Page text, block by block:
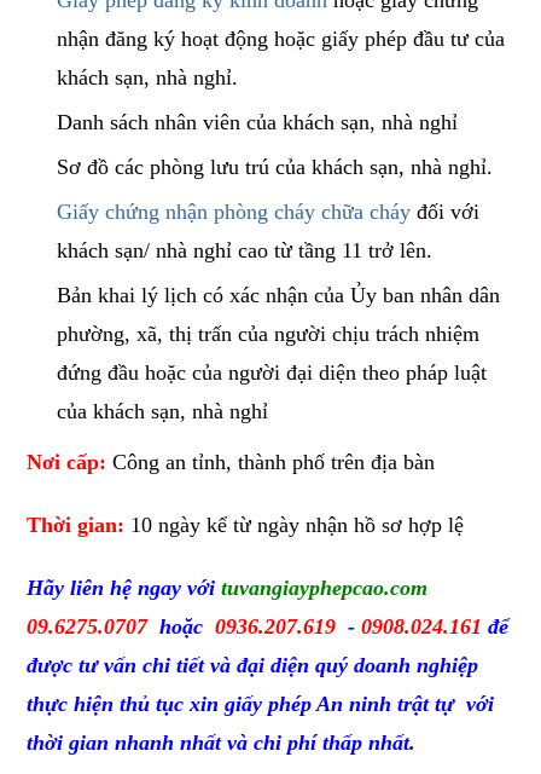
nhận đăng ký hoạt động hoặc giấy phép đầu tư của
khách sạn, nhà nghỉ.
Danh sách nhân viên của khách sạn, nhà nghỉ
Sơ đồ các phòng lưu trú của khách sạn, nhà nghỉ.
Giấy chứng nhận phòng cháy chữa cháy đối với
khách sạn/ nhà nghỉ cao từ tầng 11 trở lên.
Bản khai lý lịch có xác nhận của Ủy ban nhân dân
phường, xã, thị trấn của người chịu trách nhiệm
đứng đầu hoặc của người đại diện theo pháp luật
của khách sạn, nhà nghỉ
Nơi cấp: Công an tỉnh, thành phố trên địa bàn
Thời gian: 10 ngày kể từ ngày nhận hồ sơ hợp lệ
Hãy liên hệ ngay vớituvangiayphepcao.com
09.6275.0707hoặc0936.207.619 -0908.024.161 để
được tư vấn chi tiết và đại diện quý doanh nghiệp
thực hiện thủ tục xin giấy phép An ninh trật tự với
thời gian nhanh nhất và chi phí thấp nhất.